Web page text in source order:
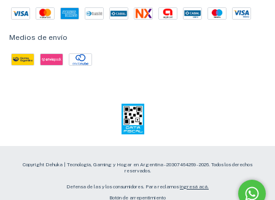
Medios de envío
Copyright Dehuka | Tecnología, Gaming y Hogar en Argentina - 20307464269 - 2026. Todos los derechos
reservados.
Defensa de las y los consumidores. Para reclamos ingresá acá.
Botón de arrepentimiento